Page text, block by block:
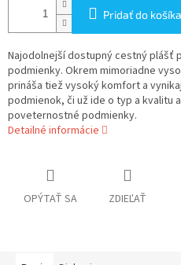
Pridať do košíka
Najodolnejší dostupný cestný plášť
podmienky. Okrem mimoriadne
prináša tiež vysoký komfort a
podmienok, či už ide o typ a kvalitu
poveternostné podmienky.
Detailné informácie
OPÝTAŤ SA ZDIEĽAŤ